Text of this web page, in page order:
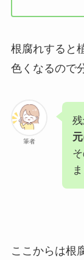
根腐れすると
色くなるので
筆者
残
ここからは根